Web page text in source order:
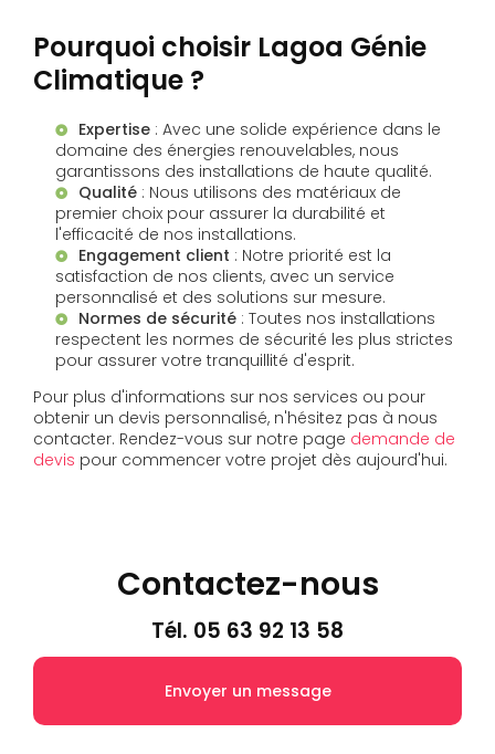
Pourquoi choisir Lagoa Génie
Climatique ?
Expertise : Avec une solide expérience dans le
domaine des énergies renouvelables, nous
garantissons des installations de haute qualité.
Qualité : Nous utilisons des matériaux de
premier choix pour assurer la durabilité et
l'efficacité de nos installations.
Engagement client : Notre priorité est la
satisfaction de nos clients, avec un service
personnalisé et des solutions sur mesure.
Normes de sécurité : Toutes nos installations
respectent les normes de sécurité les plus strictes
pour assurer votre tranquillité d'esprit.
Pour plus d'informations sur nos services ou pour
obtenir un devis personnalisé, n'hésitez pas à nous
contacter. Rendez-vous sur notre page demande de
devis pour commencer votre projet dès aujourd'hui.
Contactez-nous
Tél. 05 63 92 13 58
Envoyer un message